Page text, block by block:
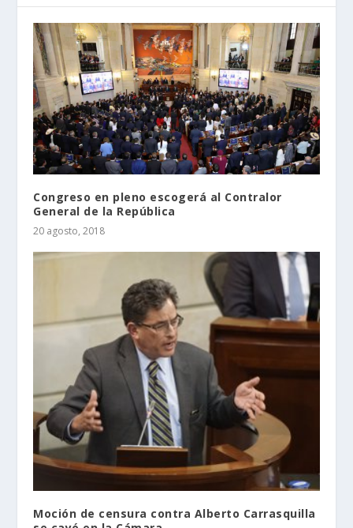
Congreso en pleno escogerá al Contralor
General de la República
20 agosto, 2018
Moción de censura contra Alberto Carrasquilla